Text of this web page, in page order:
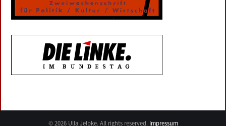
© 2026 Ulla Jelpke. All rights reserved. Impressum